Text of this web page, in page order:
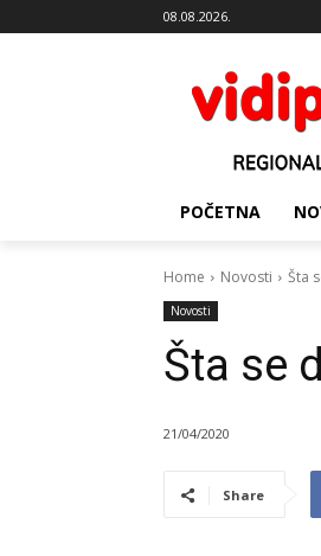
08.08.2026.
POČETNA
Home Novosti Šta
Novosti
Šta se
21/04/2020
Share